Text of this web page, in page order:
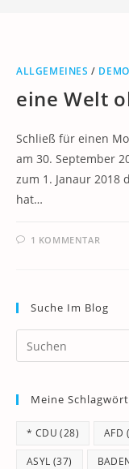
ALLGEMEINES /
eine Welt
Schließ für einen
am 30. September
zum 1. Janaur 2018
hat…
1 KOMMENTAR
Suche Im Blog
Meine
* CDU (28) AFD
ASYL (37)